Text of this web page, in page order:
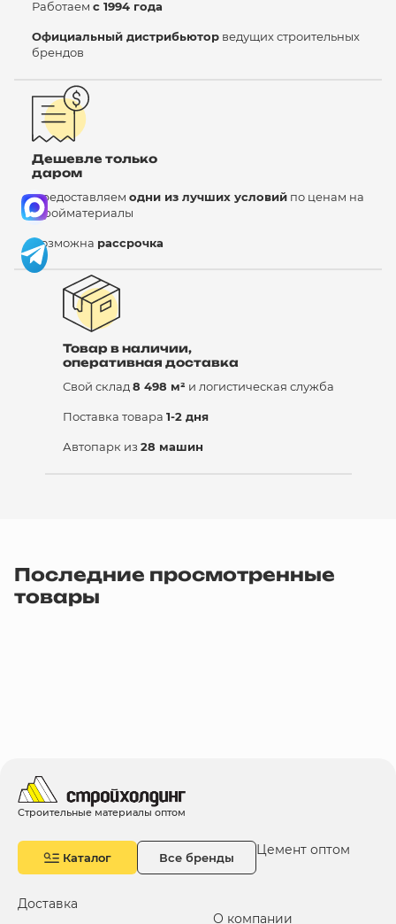
Работаем с 1994 года
Официальный дистрибьютор ведущих строительных
брендов
Дешевле только
даром
Предоставляем одни из лучших условий по ценам на
стройматериалы
Возможна рассрочка
Товар в наличии,
оперативная доставка
Свой склад 8 498 м² и логистическая служба
Поставка товара 1-2 дня
Автопарк из 28 машин
Последние просмотренные
товары
Строительные материалы оптом
Каталог Все бренды Цемент оптом
Доставка
О компании